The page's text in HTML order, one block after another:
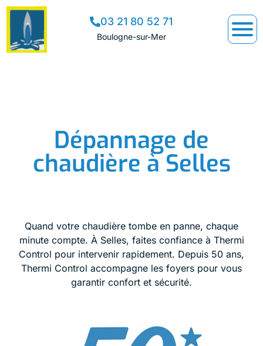
03 21 80 52 71
Boulogne-sur-Mer
Dépannage de
chaudière à Selles
Quand votre chaudière tombe en panne, chaque
minute compte. À Selles, faites confiance à Thermi
Control pour intervenir rapidement. Depuis 50 ans,
Thermi Control accompagne les foyers pour vous
garantir confort et sécurité.